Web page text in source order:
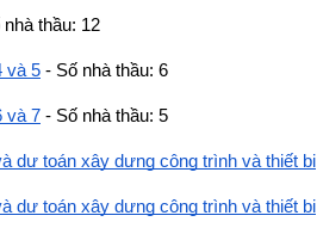
nhà thầu: 12
và 5 - Số nhà thầu: 6
và 7 - Số nhà thầu: 5
dự toán xây dựng công trình và thiết bị
dự toán xây dựng công trình và thiết bị